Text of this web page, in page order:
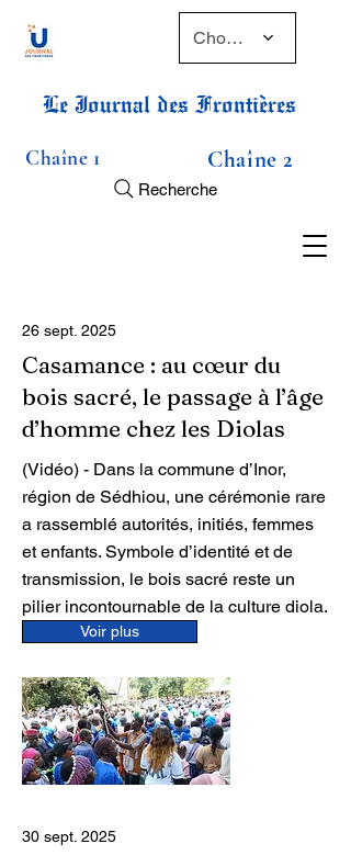
Choose a time
Le Journal des Frontières
Chaîne 1 Chaîne 2
Recherche
26 sept. 2025
Casamance : au cœur du
bois sacré, le passage à l’âge
d’homme chez les Diolas
(Vidéo) - Dans la commune d’Inor,
région de Sédhiou, une cérémonie rare
a rassemblé autorités, initiés, femmes
et enfants. Symbole d’identité et de
transmission, le bois sacré reste un
pilier incontournable de la culture diola.
Voir plus
30 sept. 2025